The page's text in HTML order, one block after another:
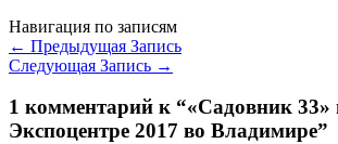
Навигация по записям
← Предыдущая Запись
Следующая Запись →
1 комментарий к “«Садовник 33»
Экспоцентре 2017 во Владимире”